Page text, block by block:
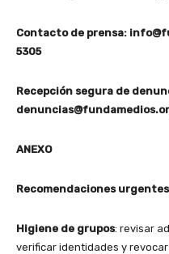
Contacto de prensa:
5305
Recepción segura de
ANEXO
Recomendaciones
Higiene de grupos: revisar
verificar identidades y